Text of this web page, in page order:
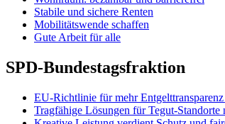
Stabile und sichere Renten
Mobilitätswende schaffen
Gute Arbeit für alle
SPD-Bundestagsfraktion
EU-Richtlinie für mehr Entgelttransparenz
Tragfähige Lösungen für Tegut-Standorte